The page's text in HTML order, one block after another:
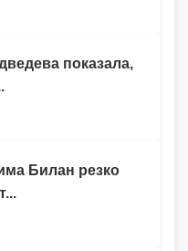
показала,
Билан резко